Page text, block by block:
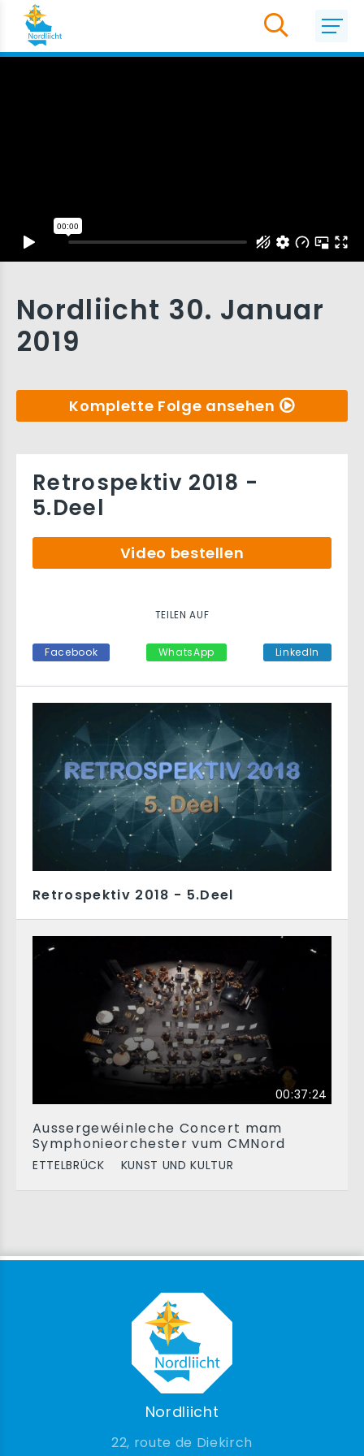
Nordliicht 30. Januar
2019
Komplette Folge ansehen
Retrospektiv 2018 - 5.Deel
00:37:24
Aussergewéinleche Concert mam
Symphonieorchester vum CMNord
ETTELBRÜCK KUNST UND KULTUR
Retrospektiv 2018 -
5.Deel
Video bestellen
TEILEN AUF
Facebook WhatsApp LinkedIn
Nordliicht
22, route de Diekirch